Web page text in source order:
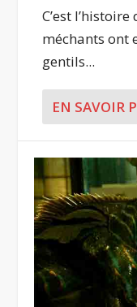
C’est
méchants ont
gentils...
EN SAVOIR